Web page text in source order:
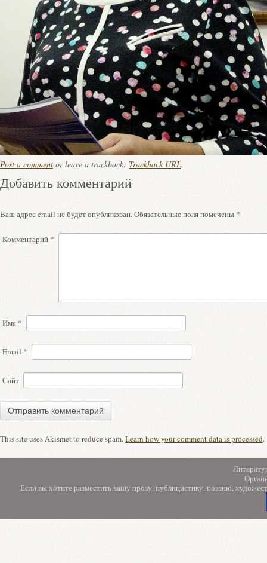
Post a comment or leave a trackback: Trackback URL.
Добавить комментарий
Ваш адрес email не будет опубликован.Обязательные поля помечены *
Комментарий *
Имя *
Email *
Сайт
This site uses Akismet to reduce spam.Learn how your comment data is processed.
Если вы хотите разместить вашу прозу, публицистику, поэзию,